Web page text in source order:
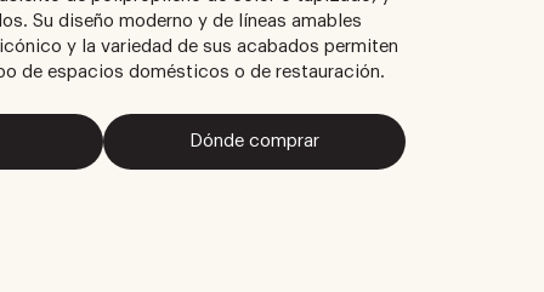
Su diseño moderno y de líneas amables
y la variedad de sus acabados permiten
de espacios domésticos o de restauración.
Dónde comprar